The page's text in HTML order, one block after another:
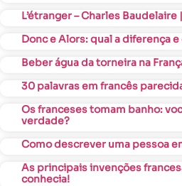
L’étranger – Charles
Donc e Alors: qual a diferença
Beber água da torneira na
30 palavras em francês
Os franceses tomam banho:
verdade?
Como descrever uma pessoa
As principais invenções
conhecia!